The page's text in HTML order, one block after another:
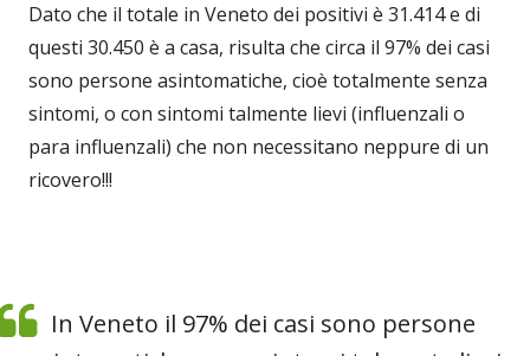
Dato che il totale in Veneto dei positivi è 31.414 e di
questi 30.450 è a casa, risulta che circa il 97% dei casi
sono persone asintomatiche, cioè totalmente senza
sintomi, o con sintomi talmente lievi (influenzali o
para influenzali) che non necessitano neppure di un
ricovero!!!
In Veneto il 97% dei casi sono persone